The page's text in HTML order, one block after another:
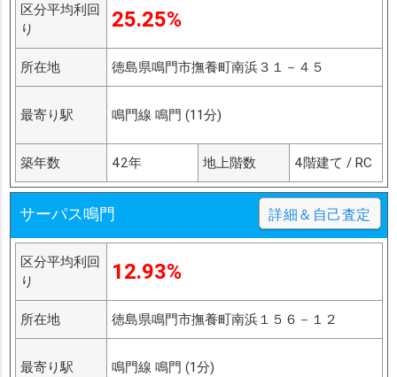
区分平均利回
り
25.25%
所在地 徳島県鳴門市撫養町南浜３１－４５
最寄り駅 鳴門線 鳴門 (11分)
築年数 42年 地上階数 4階建て / RC
サーパス鳴門 詳細＆自己査定
区分平均利回
り
12.93%
所在地 徳島県鳴門市撫養町南浜１５６－１２
最寄り駅 鳴門線 鳴門 (1分)